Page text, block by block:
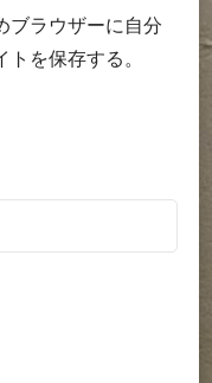
ブラウザーに自分
を保存する。